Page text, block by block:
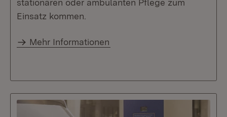
stationären oder ambulanten Pflege zum
Einsatz kommen.
Mehr Informationen